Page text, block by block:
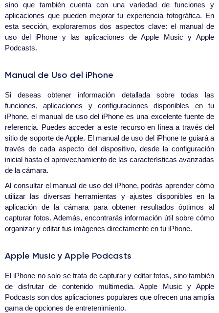
sino que también cuenta con una variedad de funciones y
aplicaciones que pueden mejorar tu experiencia fotográfica. En
esta sección, exploraremos dos aspectos clave: el manual de
uso del iPhone y las aplicaciones de Apple Music y Apple
Podcasts.
Manual de Uso del iPhone
Si deseas obtener información detallada sobre todas las
funciones, aplicaciones y configuraciones disponibles en tu
iPhone, el manual de uso del iPhone es una excelente fuente de
referencia. Puedes acceder a este recurso en línea a través del
sitio de soporte de Apple. El manual de uso del iPhone te guiará a
través de cada aspecto del dispositivo, desde la configuración
inicial hasta el aprovechamiento de las características avanzadas
de la cámara.
Al consultar el manual de uso del iPhone, podrás aprender cómo
utilizar las diversas herramientas y ajustes disponibles en la
aplicación de la cámara para obtener resultados óptimos al
capturar fotos. Además, encontrarás información útil sobre cómo
organizar y editar tus imágenes directamente en tu iPhone.
Apple Music y Apple Podcasts
El iPhone no solo se trata de capturar y editar fotos, sino también
de disfrutar de contenido multimedia. Apple Music y Apple
Podcasts son dos aplicaciones populares que ofrecen una amplia
gama de opciones de entretenimiento.